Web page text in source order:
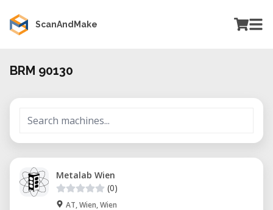
ScanAndMake
BRM 90130
Metalab Wien
(0)
AT, Wien, Wien